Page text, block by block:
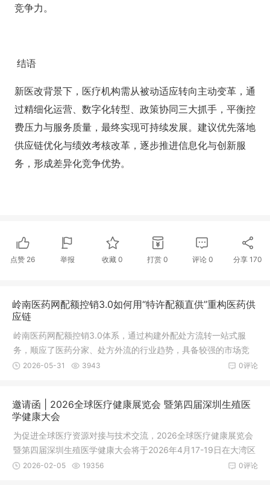
竞争力。
结语
新医改背景下，医疗机构需从被动适应转向主动变革，通
过精细化运营、数字化转型、政策协同三大抓手，平衡控
费压力与服务质量，最终实现可持续发展。建议优先落地
供应链优化与绩效考核改革，逐步推进信息化与创新服
务，形成差异化竞争优势。
点赞 26 举报 收藏0 打赏 0 评论 0 分享 170
岭南医药网配额控销3.0如何用“特许配额直供”重构医药供
应链
岭南医药网配额控销3.0体系，通过构建外配处方流转一站式服
务，顺应了医药分家、处方外流的行业趋势，具备较强的市场竞
争力。未来，通过深化数字化运营、优化供应链管理及拓展健康
0评论
2026-05-31 3943
邀请函 | 2026全球医疗健康展览会 暨第四届深圳生殖医
学健康大会
为促进全球医疗资源对接与技术交流，2026全球医疗健康展览会
暨第四届深圳生殖医学健康大会将于2026年4月17-19日在大湾区
（深圳）举办。本次展会汇聚30多国顶尖专家、100多家医院与
0评论
2026-02-05 19356